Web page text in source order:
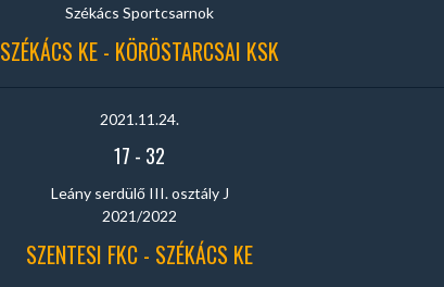
Székács Sportcsarnok
SZÉKÁCS KE - KÖRÖSTARCSAI KSK
2021.11.24.
17 - 32
Leány serdülő III. osztály J
2021/2022
SZENTESI FKC - SZÉKÁCS KE